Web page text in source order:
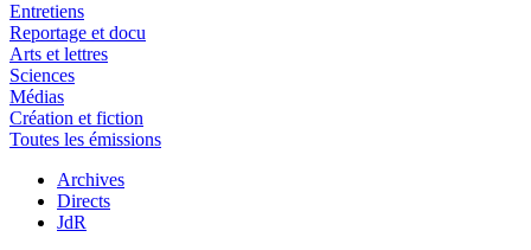
Entretiens
Reportage et docu
Arts et lettres
Sciences
Médias
Création et fiction
Toutes les émissions
Archives
Directs
JdR